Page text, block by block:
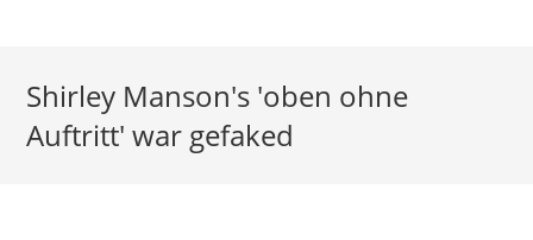
Shirley Manson's 'oben ohne
Auftritt' war gefaked